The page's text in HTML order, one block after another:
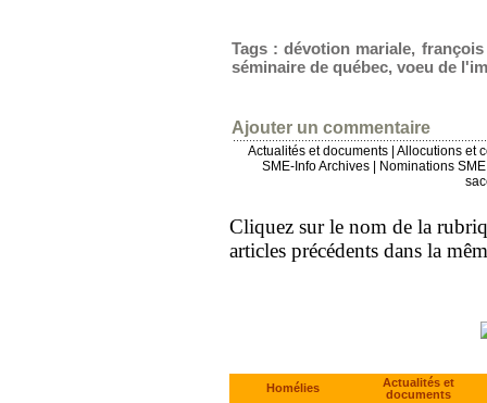
Tags :dévotion mariale, françois
séminaire de québec,voeu de
Ajouter un commentaire
Actualités et documents
Allocutions et
SME-Info Archives
Nominations
Cliquez sur le nom de la
articles précédents dans la
Homélies
Actualités et
documents